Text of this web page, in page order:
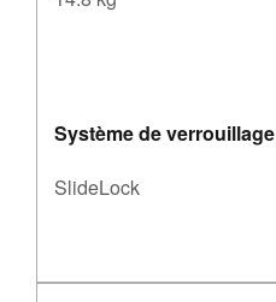
Système de verrouillage
SlideLock